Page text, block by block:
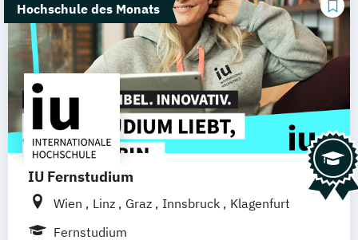
Hochschule des Monats
IU Fernstudium
Wien Linz Graz Innsbruck
Klagenfurt
Fernstudium